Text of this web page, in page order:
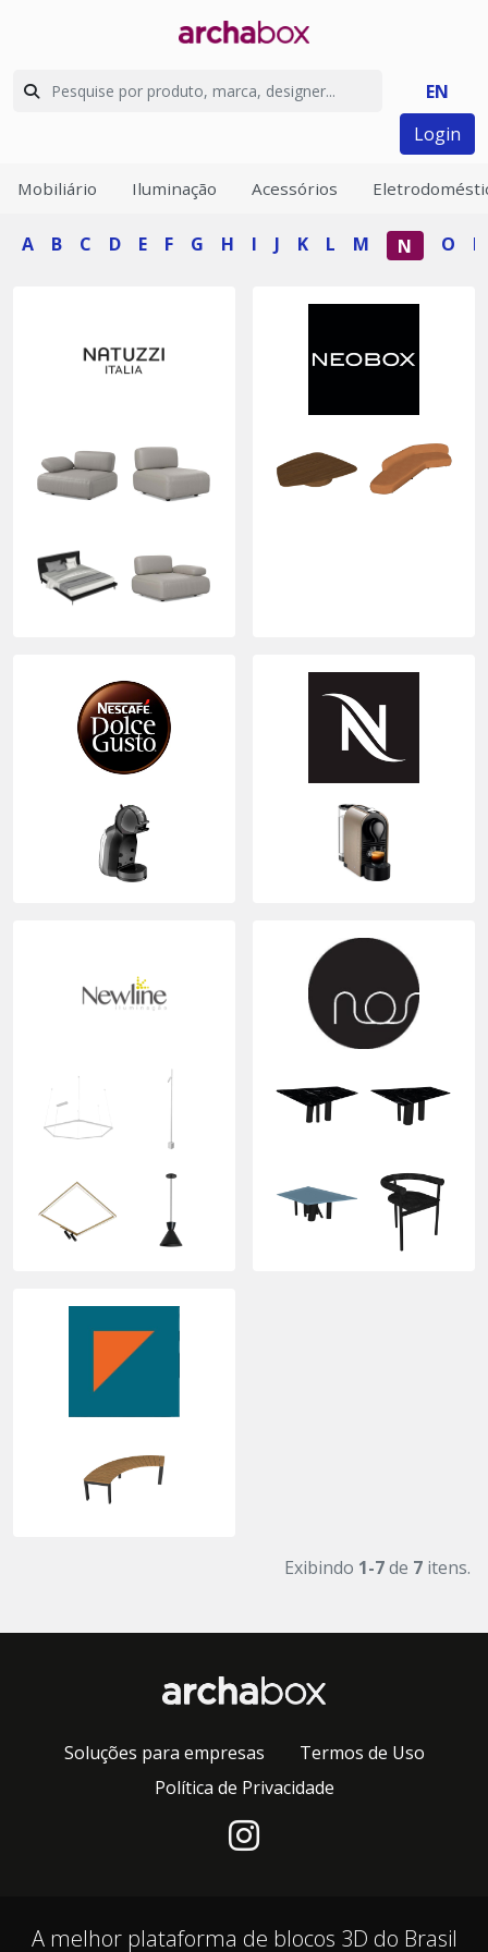
EN
Login
Mobiliário Iluminação Acessórios
A B C D E F G H I J K L M N O P
Exibindo 1-7de 7 itens.
Soluções para empresas
Termos de Uso
Política de Privacidade
A melhor plataforma de blocos 3D do Brasil